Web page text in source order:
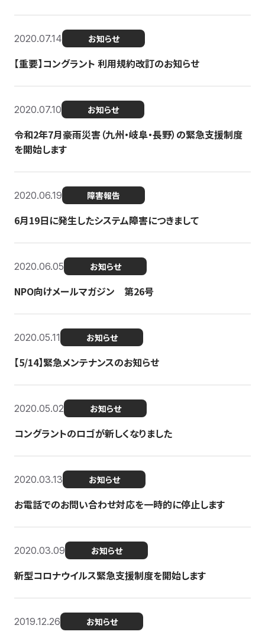
2020.07.14 お知らせ
【重要】コングラント 利用規約改訂のお知らせ
2020.07.10 お知らせ
令和2年7月豪雨災害（九州・岐阜・長野）の緊急支援制度
を開始します
2020.06.19 障害報告
6月19日に発生したシステム障害につきまして
2020.06.05 お知らせ
NPO向けメールマガジン 第26号
2020.05.11 お知らせ
【5/14】緊急メンテナンスのお知らせ
2020.05.02 お知らせ
コングラントのロゴが新しくなりました
2020.03.13 お知らせ
お電話でのお問い合わせ対応を一時的に停止します
2020.03.09 お知らせ
新型コロナウイルス緊急支援制度を開始します
2019.12.26 お知らせ